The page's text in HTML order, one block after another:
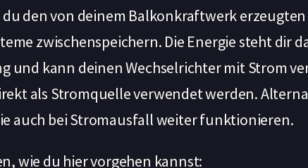
den von deinem Balkonkraftwerk
zwischenspeichern. Die Energie steht dir
und kann deinen Wechselrichter mit Strom
als Stromquelle verwendet werden.
auch bei Stromausfall weiter funktionieren.
wie du hier vorgehen kannst: